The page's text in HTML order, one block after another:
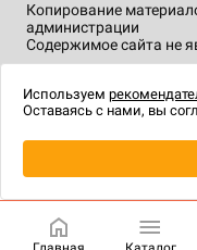
Копирование
администрации
Содержимое сайта не
технологии.
Используем
Оставаясь с нами, вы